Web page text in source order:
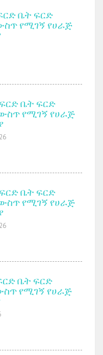
ቤት ፍርድ
የሚገኝ የሀራጅ
ቤት ፍርድ
የሚገኝ የሀራጅ
ቤት ፍርድ
የሚገኝ የሀራጅ
ቤት ፍርድ
የሚገኝ የሀራጅ